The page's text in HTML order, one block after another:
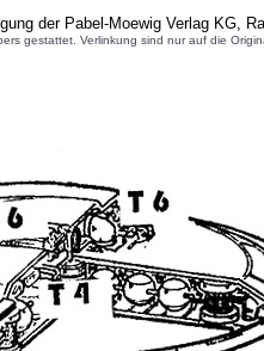
der Pabel-Moewig Verlag KG,
gestattet. Verlinkung sind nur auf die